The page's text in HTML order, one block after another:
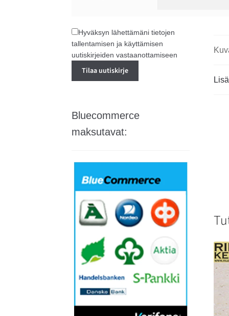
Hyväksyn lähettämäni tietojen
tallentamisen ja käyttämisen
uutiskirjeiden vastaanottamiseen
Bluecommerce
maksutavat: